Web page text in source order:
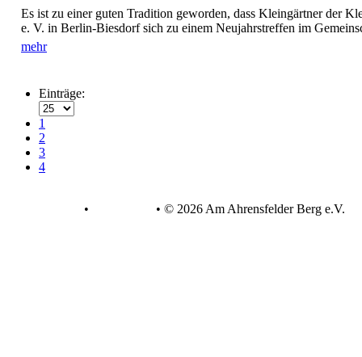
Es ist zu einer guten Tradition geworden, dass Kleingärtner der
e. V. in Berlin-Biesdorf sich zu einem Neujahrstreffen im
mehr
Einträge:
1
2
3
4
• • © 2026 Am Ahrensfelder Berg e.V.